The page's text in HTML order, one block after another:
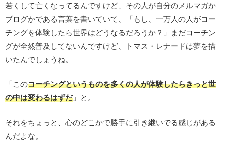
若くして亡くなってるんですけど、その人が自分のメルマガか
ブログかである言葉を書いていて、「もし、一万人の人がコー
チングを体験したら世界はどうなるだろうか？」まだコーチン
グが全然普及してないんですけど、トマス・レナードは夢を描
いたんでしょうね。
「このコーチングというものを多くの人が体験したらきっと世
の中は変わるはずだ」と。
それをちょっと、心のどこかで勝手に引き継いでる感じがある
んだよな。